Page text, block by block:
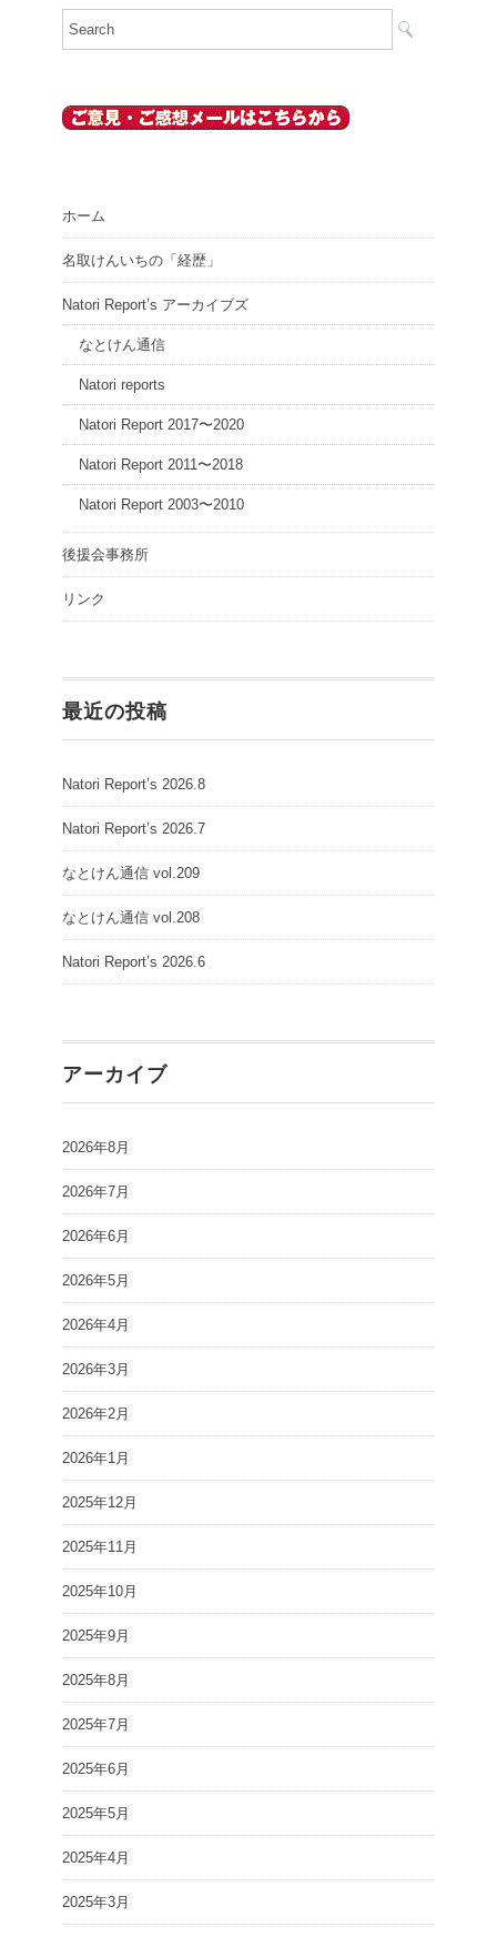
ホーム
名取けんいちの「経歴」
Natori Report’s アーカイブズ
なとけん通信
Natori reports
Natori Report 2017〜2020
Natori Report 2011〜2018
Natori Report 2003〜2010
後援会事務所
リンク
最近の投稿
Natori Report’s 2026.8
Natori Report’s 2026.7
なとけん通信 vol.209
なとけん通信 vol.208
Natori Report’s 2026.6
アーカイブ
2026年8月
2026年7月
2026年6月
2026年5月
2026年4月
2026年3月
2026年2月
2026年1月
2025年12月
2025年11月
2025年10月
2025年9月
2025年8月
2025年7月
2025年6月
2025年5月
2025年4月
2025年3月